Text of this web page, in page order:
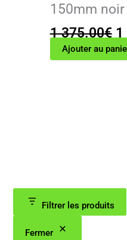
Filtrer les produits
Fermer
150mm noir
1 375.00€ 1
Ajouter au